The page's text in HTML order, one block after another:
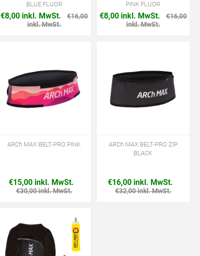
BLUE FLUOR
€8,00 inkl. MwSt.
€16,00
inkl. MwSt.
PINK FLUOR
€8,00 inkl. MwSt.
€16,00
inkl. MwSt.
ARCh MAX BELT-PRO PINK
€15,00 inkl. MwSt.
€30,00 inkl. MwSt.
ARCh MAX BELT-PRO ZIP
BLACK
€16,00 inkl. MwSt.
€32,00 inkl. MwSt.